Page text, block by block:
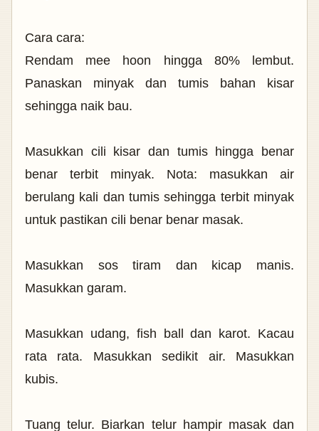
Cara cara:
Rendam mee hoon hingga 80% lembut.
Panaskan minyak dan tumis bahan kisar
sehingga naik bau.
Masukkan cili kisar dan tumis hingga benar
benar terbit minyak. Nota: masukkan air
berulang kali dan tumis sehingga terbit minyak
untuk pastikan cili benar benar masak.
Masukkan sos tiram dan kicap manis.
Masukkan garam.
Masukkan udang, fish ball dan karot. Kacau
rata rata. Masukkan sedikit air. Masukkan
kubis.
Tuang telur. Biarkan telur hampir masak dan